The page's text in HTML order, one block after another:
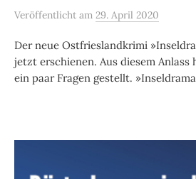
Veröffentlicht am 29. April 2020
Der neue Ostfrieslandkrimi
jetzt erschienen. Aus diesem
ein paar Fragen gestellt.